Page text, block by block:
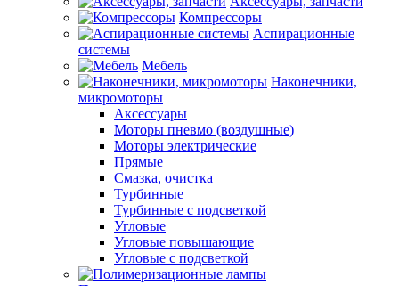
Компрессоры
Аспирационные
системы
Мебель
Наконечники,
микромоторы
Аксессуары
Моторы пневмо (воздушные)
Моторы электрические
Прямые
Смазка, очистка
Турбинные
Турбинные с подсветкой
Угловые
Угловые повышающие
Угловые с подсветкой